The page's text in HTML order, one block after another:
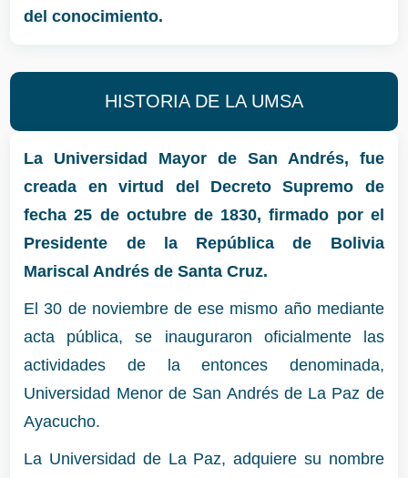
del conocimiento.
HISTORIA DE LA UMSA
La Universidad Mayor de San Andrés, fue
creada en virtud del Decreto Supremo de
fecha 25 de octubre de 1830, firmado por el
Presidente de la República de Bolivia
Mariscal Andrés de Santa Cruz.
El 30 de noviembre de ese mismo año mediante
acta pública, se inauguraron oficialmente las
actividades de la entonces denominada,
Universidad Menor de San Andrés de La Paz de
Ayacucho.
La Universidad de La Paz, adquiere su nombre